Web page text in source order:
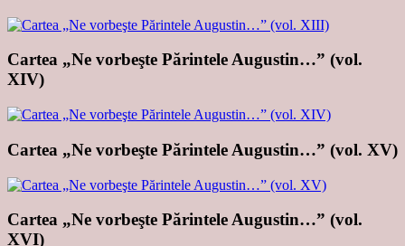
Cartea „Ne vorbeşte Părintele Augustin…” (vol.
XIV)
Cartea „Ne vorbeşte Părintele Augustin…” (vol. XV)
Cartea „Ne vorbeşte Părintele Augustin…” (vol.
XVI)